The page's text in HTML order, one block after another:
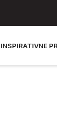
INSPIRATIVNE